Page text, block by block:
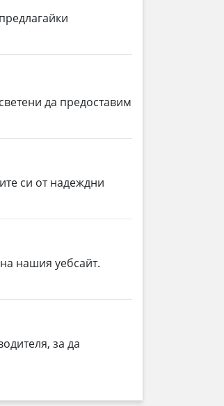
да предоставим
си от надеждни
на нашия уебсайт.
за да